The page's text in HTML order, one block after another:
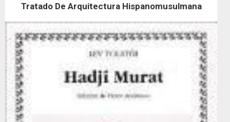
Tratado De Arquitectura Hispanomusulmana